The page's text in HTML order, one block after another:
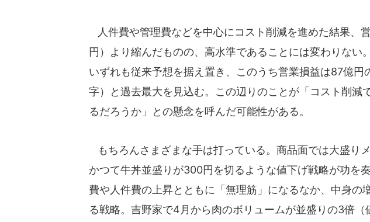
人件費や管理費などを中心にコスト削減を進めた結果、
円）より縮んだものの、高水準であることには変わりない
いずれも従来予想を据え置き、このうち営業損益は87億
字）と過去最大を見込む。この辺りのことが「コスト削減
るだろうか」との懸念を呼んだ可能性がある。
もちろんさまざまな手は打っている。商品面では大盛り
かつて牛丼並盛りが300円を切るような値下げ戦略が功を
費や人件費の上昇とともに「無理筋」になるなか、中身の
る戦略。吉野家で4月から肉のボリュームが並盛りの3倍（